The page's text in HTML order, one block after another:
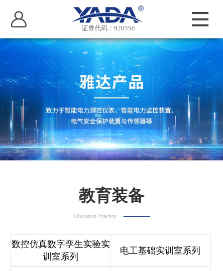
证券代码：920556
教育装备
Education Practice
数控仿真数字孪生实验实
训室系列
电工基础实训室系列